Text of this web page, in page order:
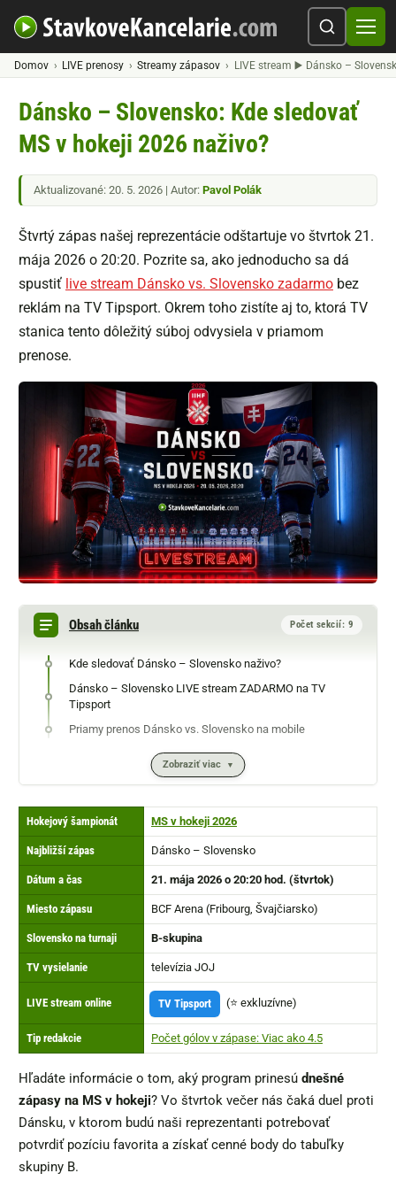
Domov LIVE prenosy Streamy zápasov LIVE stream ▶️ Dánsko –
Dánsko – Slovensko: Kde sledovať
MS v hokeji 2026 naživo?
Aktualizované: 20. 5. 2026 | Autor: Pavol Polák
Štvrtý zápas našej reprezentácie odštartuje vo štvrtok 21.
mája 2026 o 20:20. Pozrite sa, ako jednoducho sa dá
spustiť live stream Dánsko vs. Slovensko zadarmo bez
reklám na TV Tipsport. Okrem toho zistíte aj to, ktorá TV
stanica tento dôležitý súboj odvysiela v priamom
prenose.
Obsah článku Počet sekcií: 9
Kde sledovať Dánsko – Slovensko naživo?
Dánsko – Slovensko LIVE stream ZADARMO na TV
Tipsport
Priamy prenos Dánsko vs. Slovensko na mobile
Zobraziť viac
Hokejový šampionát MS v hokeji 2026
Najbližší zápas Dánsko – Slovensko
Dátum a čas 21. mája 2026 o 20:20 hod. (štvrtok)
Miesto zápasu BCF Arena (Fribourg, Švajčiarsko)
Slovensko na turnaji B-skupina
TV vysielanie televízia JOJ
LIVE stream online TV Tipsport (⭐ exkluzívne)
Tip redakcie Počet gólov v zápase: Viac ako 4.5
Hľadáte informácie o tom, aký program prinesú dnešné
zápasy na MS v hokeji? Vo štvrtok večer nás čaká duel proti
Dánsku, v ktorom budú naši reprezentanti potrebovať
potvrdiť pozíciu favorita a získať cenné body do tabuľky
skupiny B.